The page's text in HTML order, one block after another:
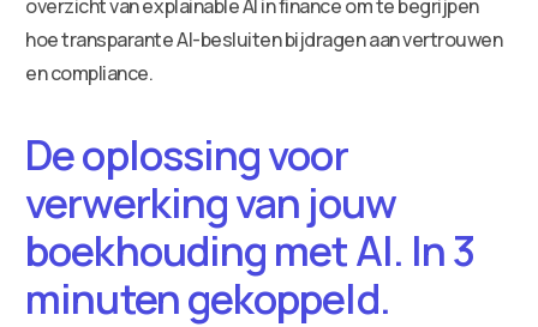
overzicht van explainable AI in finance om te begrijpen
hoe transparante AI-besluiten bijdragen aan vertrouwen
en compliance.
De oplossing voor
verwerking van jouw
boekhouding met AI. In 3
minuten gekoppeld.